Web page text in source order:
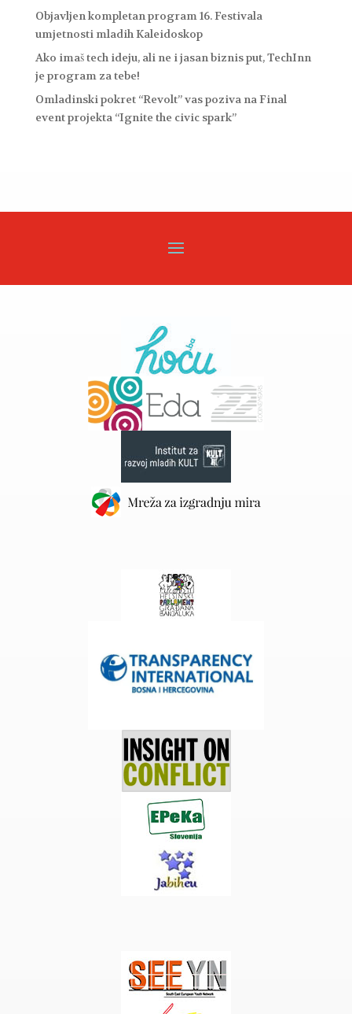
Objavljen kompletan program 16. Festivala
umjetnosti mladih Kaleidoskop
Ako imaš tech ideju, ali ne i jasan biznis put, TechInn
je program za tebe!
Omladinski pokret “Revolt” vas poziva na Final
event projekta “Ignite the civic spark”